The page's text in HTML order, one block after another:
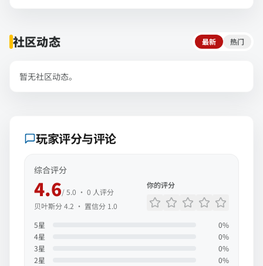
社区动态 最新 热门
暂无社区动态。
玩家评分与评论
综合评分
4.6/ 5.0 · 0 人评分
贝叶斯分4.2 · 置信分 1.0
你的评分
5星 0%
4星 0%
3星 0%
2星 0%